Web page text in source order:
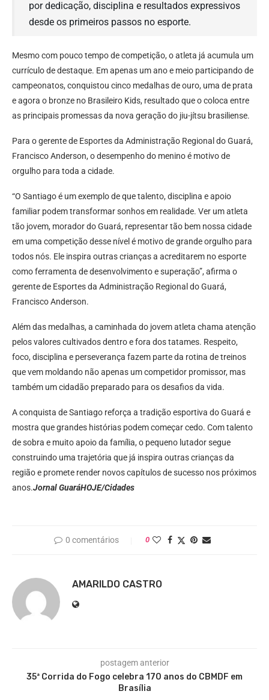
por dedicação, disciplina e resultados expressivos
desde os primeiros passos no esporte.
Mesmo com pouco tempo de competição, o atleta já acumula um
currículo de destaque. Em apenas um ano e meio participando de
campeonatos, conquistou cinco medalhas de ouro, uma de prata
e agora o bronze no Brasileiro Kids, resultado que o coloca entre
as principais promessas da nova geração do jiu-jítsu brasiliense.
Para o gerente de Esportes da Administração Regional do Guará,
Francisco Anderson, o desempenho do menino é motivo de
orgulho para toda a cidade.
“O Santiago é um exemplo de que talento, disciplina e apoio
familiar podem transformar sonhos em realidade. Ver um atleta
tão jovem, morador do Guará, representar tão bem nossa cidade
em uma competição desse nível é motivo de grande orgulho para
todos nós. Ele inspira outras crianças a acreditarem no esporte
como ferramenta de desenvolvimento e superação”, afirma o
gerente de Esportes da Administração Regional do Guará,
Francisco Anderson.
Além das medalhas, a caminhada do jovem atleta chama atenção
pelos valores cultivados dentro e fora dos tatames. Respeito,
foco, disciplina e perseverança fazem parte da rotina de treinos
que vem moldando não apenas um competidor promissor, mas
também um cidadão preparado para os desafios da vida.
A conquista de Santiago reforça a tradição esportiva do Guará e
mostra que grandes histórias podem começar cedo. Com talento
de sobra e muito apoio da família, o pequeno lutador segue
construindo uma trajetória que já inspira outras crianças da
região e promete render novos capítulos de sucesso nos próximos
anos.Jornal GuaráHOJE/Cidades
0 comentários 0
AMARILDO CASTRO
postagem anterior
35ª Corrida do Fogo celebra 170 anos do CBMDF em
Brasília